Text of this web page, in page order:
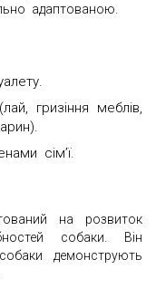
адаптованою.
гризіння меблів,
сім’ї.
на розвиток
собаки. Він
демонструють